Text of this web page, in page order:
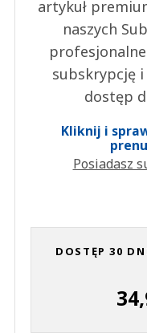
artykuł
naszych
subskrypcję
dostęp
Kliknij i
Posiadasz
DOSTĘP 30